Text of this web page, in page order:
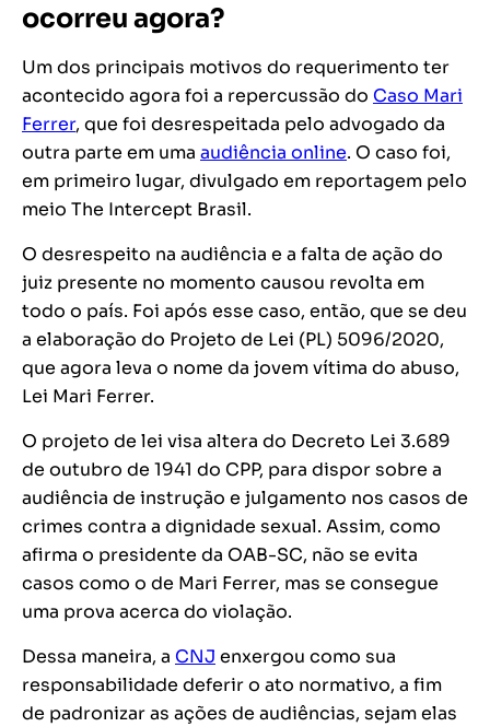
ocorreu agora?
Um dos principais motivos do requerimento ter
acontecido agora foi a repercussão do Caso Mari
Ferrer, que foi desrespeitada pelo advogado da
outra parte em uma audiência online. O caso foi,
em primeiro lugar, divulgado em reportagem pelo
meio The Intercept Brasil.
O desrespeito na audiência e a falta de ação do
juiz presente no momento causou revolta em
todo o país. Foi após esse caso, então, que se deu
a elaboração do Projeto de Lei (PL) 5096/2020,
que agora leva o nome da jovem vítima do abuso,
Lei Mari Ferrer.
O projeto de lei visa altera do Decreto Lei 3.689
de outubro de 1941 do CPP, para dispor sobre a
audiência de instrução e julgamento nos casos de
crimes contra a dignidade sexual. Assim, como
afirma o presidente da OAB-SC, não se evita
casos como o de Mari Ferrer, mas se consegue
uma prova acerca do violação.
Dessa maneira, a CNJ enxergou como sua
responsabilidade deferir o ato normativo, a fim
de padronizar as ações de audiências, sejam elas